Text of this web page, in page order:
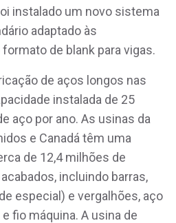
instalado um novo sistema
adaptado às
de blank para vigas.
de aços longos nas
instalada de 25
aço por ano. As usinas da
e Canadá têm uma
de 12,4 milhões de
incluindo barras,
especial) e vergalhões, aço
fio máquina. A usina de